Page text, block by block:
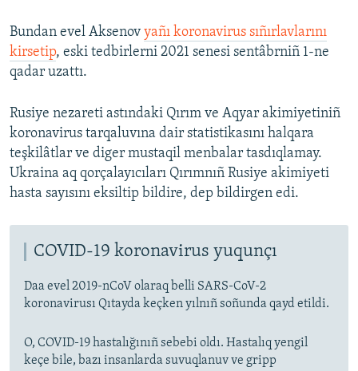
Bundan evel Aksenov yañı koronavirus sıñırlavlarını
kirsetip, eski tedbirlerni 2021 senesi sentâbrniñ 1-ne
qadar uzattı.
Rusiye nezareti astındaki Qırım ve Aqyar akimiyetiniñ
koronavirus tarqaluvına dair statistikasını halqara
teşkilâtlar ve diger mustaqil menbalar tasdıqlamay.
Ukraina aq qorçalayıcıları Qırımnıñ Rusiye akimiyeti
hasta sayısını eksiltip bildire, dep bildirgen edi.
COVID-19 koronavirus yuqunçı
Daa evel 2019-nCoV olaraq belli SARS-CoV-2
koronavirusı Qıtayda keçken yılnıñ soñunda qayd etildi.
O, COVID-19 hastalığınıñ sebebi oldı. Hastalıq yengil
keçe bile, bazı insanlarda suvuqlanuv ve gripp